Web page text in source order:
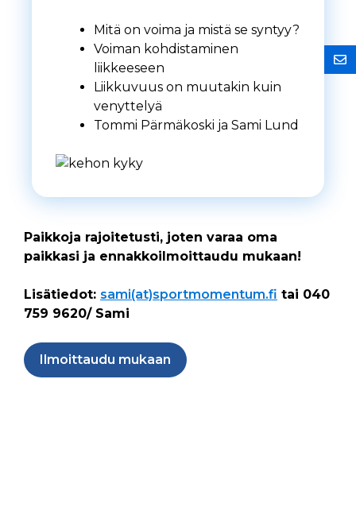
Mitä on voima ja mistä se syntyy?
Voiman kohdistaminen
liikkeeseen
Liikkuvuus on muutakin kuin
venyttelyä
Tommi Pärmäkoski ja Sami Lund
Paikkoja rajoitetusti, joten varaa oma
paikkasi ja ennakkoilmoittaudu mukaan!
Lisätiedot: sami(at)sportmomentum.fi tai 040
759 9620/ Sami
Ilmoittaudu mukaan